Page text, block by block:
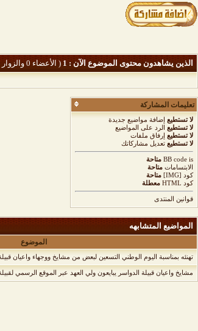
الذين يشاهدون محتوى الموضوع الآن : 1 ( الأعضاء 0 والزوار 1)
تعليمات المشاركة
لا تستطيع إضافة مواضيع جديدة
لا تستطيع الرد على المواضيع
لا تستطيع إرفاق ملفات
لا تستطيع تعديل مشاركاتك
BB code is
متاحة
الابتسامات متاحة
كود [IMG]
متاحة
كود HTML
معطلة
قوانين المنتدى
المواضيع المتشابهه
الموضوع
تهنئه بمناسبة اليوم الوطني التسعين لبعض من مشايخ ووجهاء واعيان
مشايخ واعيان قبيلة الدواسر يبايعون ولي العهد عبر الموقع الرسمي